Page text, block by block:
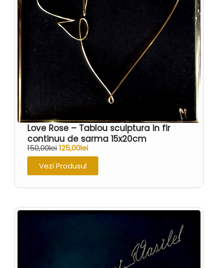
urs(0)
vapoare(0)
varsator
Love Rose – Tablou sculptura in fir
continuu de sarma 15x20cm
150,00lei125,00lei
Vezi Produsul